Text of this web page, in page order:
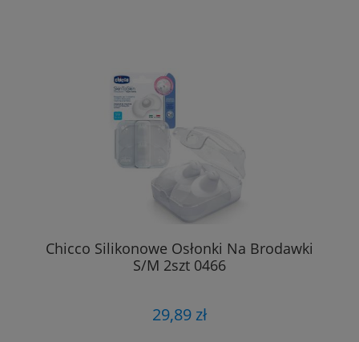
Chicco Silikonowe Osłonki Na Brodawki
S/M 2szt 0466
29,89 zł